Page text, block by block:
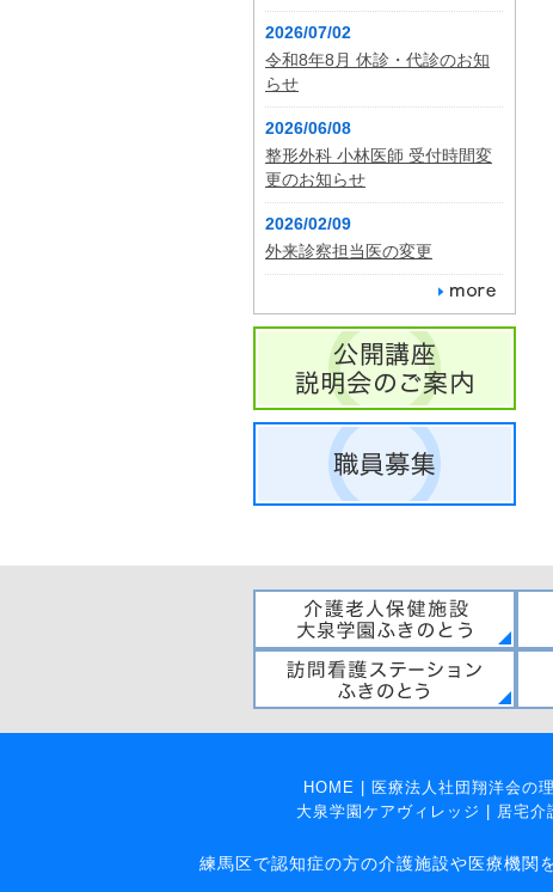
2026/07/02
令和8年8月 休診・代診のお知
らせ
2026/06/08
整形外科 小林医師 受付時間変
更のお知らせ
2026/02/09
外来診察担当医の変更
HOME 医療法人社団翔洋会の
大泉学園ケアヴィレッジ
居宅介
練馬区で認知症の方の介護施設や医療機